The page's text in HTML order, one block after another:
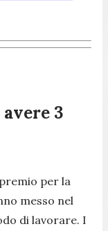
3
per la
messo nel
di lavorare. I